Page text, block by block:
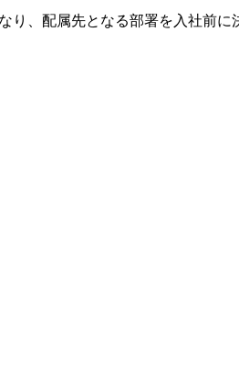
、配属先となる部署を入社前に